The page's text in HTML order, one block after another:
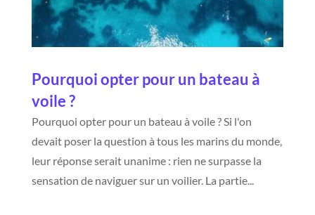
Pourquoi opter pour un bateau à
voile ?
Pourquoi opter pour un bateau à voile ? Si l'on
devait poser la question à tous les marins du monde,
leur réponse serait unanime : rien ne surpasse la
sensation de naviguer sur un voilier. La partie...